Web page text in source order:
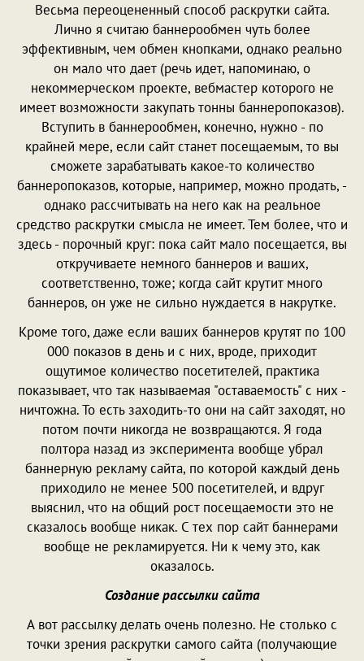
Весьма переоцененный способ раскрутки сайта.
Лично я считаю баннерообмен чуть более
эффективным, чем обмен кнопками, однако реально
он мало что дает (речь идет, напоминаю, о
некоммерческом проекте, вебмастер которого не
имеет возможности закупать тонны баннеропоказов).
Вступить в баннерообмен, конечно, нужно - по
крайней мере, если сайт станет посещаемым, то вы
сможете зарабатывать какое-то количество
баннеропоказов, которые, например, можно продать, -
однако рассчитывать на него как на реальное
средство раскрутки смысла не имеет. Тем более, что и
здесь - порочный круг: пока сайт мало посещается, вы
откручиваете немного баннеров и ваших,
соответственно, тоже; когда сайт крутит много
баннеров, он уже не сильно нуждается в накрутке.
Кроме того, даже если ваших баннеров крутят по 100
000 показов в день и с них, вроде, приходит
ощутимое количество посетителей, практика
показывает, что так называемая "оставаемость" с них -
ничтожна. То есть заходить-то они на сайт заходят, но
потом почти никогда не возвращаются. Я года
полтора назад из эксперимента вообще убрал
баннерную рекламу сайта, по которой каждый день
приходило не менее 500 посетителей, и вдруг
выяснил, что на общий рост посещаемости это не
сказалось вообще никак. С тех пор сайт баннерами
вообще не рекламируется. Ни к чему это, как
оказалось.
Создание рассылки сайта
А вот рассылку делать очень полезно. Не столько с
точки зрения раскрутки самого сайта (получающие